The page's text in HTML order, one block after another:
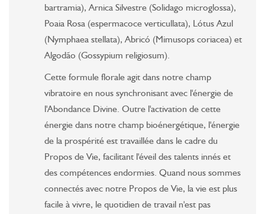
bartramia), Arnica Silvestre (Solidago microglossa),
Poaia Rosa (espermacoce verticullata), Lótus Azul
(Nymphaea stellata), Abricó (Mimusops coriacea) et
Algodão (Gossypium religiosum).
Cette formule florale agit dans notre champ
vibratoire en nous synchronisant avec l'énergie de
l'Abondance Divine. Outre l'activation de cette
énergie dans notre champ bioénergétique, l'énergie
de la prospérité est travaillée dans le cadre du
Propos de Vie, facilitant l'éveil des talents innés et
des compétences endormies. Quand nous sommes
connectés avec notre Propos de Vie, la vie est plus
facile à vivre, le quotidien de travail n'est pas